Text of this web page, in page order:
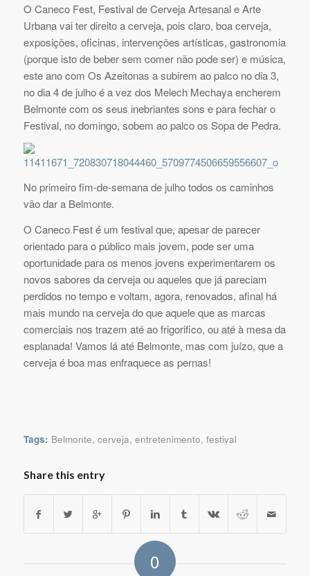
O Caneco Fest, Festival de Cerveja Artesanal e Arte
Urbana vai ter direito a cerveja, pois claro, boa cerveja,
exposições, oficinas, intervenções artísticas, gastronomia
(porque isto de beber sem comer não pode ser) e música,
este ano com Os Azeitonas a subirem ao palco no dia 3,
no dia 4 de julho é a vez dos Melech Mechaya encherem
Belmonte com os seus inebriantes sons e para fechar o
Festival, no domingo, sobem ao palco os Sopa de Pedra.
No primeiro fim-de-semana de julho todos os caminhos
vão dar a Belmonte.
O Caneco Fest é um festival que, apesar de parecer
orientado para o público mais jovem, pode ser uma
oportunidade para os menos jovens experimentarem os
novos sabores da cerveja ou aqueles que já pareciam
perdidos no tempo e voltam, agora, renovados, afinal há
mais mundo na cerveja do que aquele que as marcas
comerciais nos trazem até ao frigorifico, ou até à mesa da
esplanada! Vamos lá até Belmonte, mas com juízo, que a
cerveja é boa mas enfraquece as pernas!
Tags: Belmonte, cerveja, entretenimento, festival
Share this entry
0